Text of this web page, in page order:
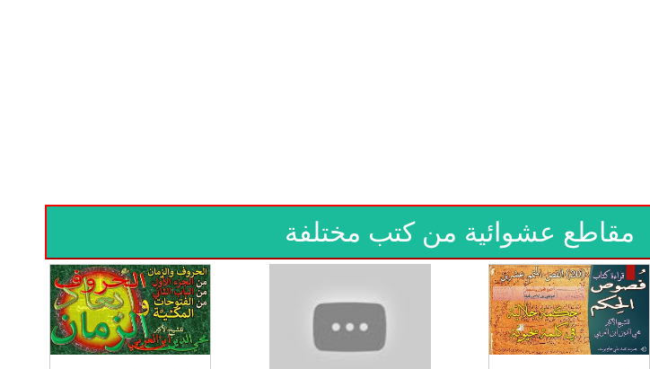
مقاطع عشوائية من كتب مختلفة